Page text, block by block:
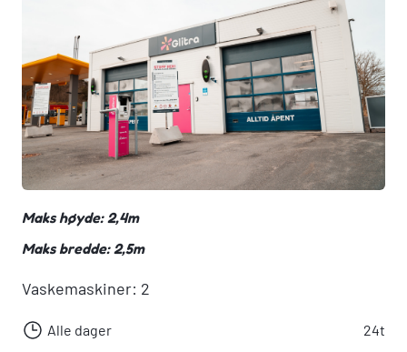
Maks høyde: 2,4m
Maks bredde: 2,5m
Vaskemaskiner: 2
Alle dager 24t